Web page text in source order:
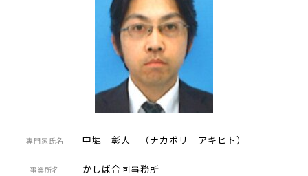
専門家氏名 中堀 彰人 （ナカボリ アキヒト）
事業所名 かしば合同事務所